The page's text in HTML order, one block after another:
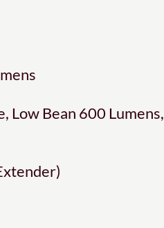
Low Bean 600 Lumens,